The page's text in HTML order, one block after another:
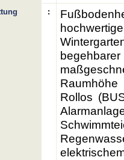
:
Rollos